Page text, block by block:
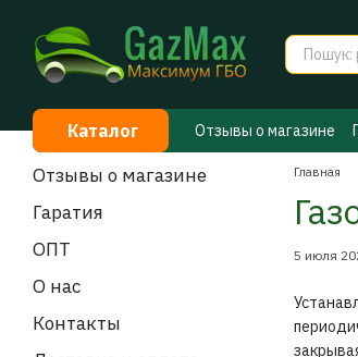
Каталог Отзывы о магазине
Договор
Главная
5 июля
Отзывы о магазине
Гаратия
ОПТ
О нас
Контакты